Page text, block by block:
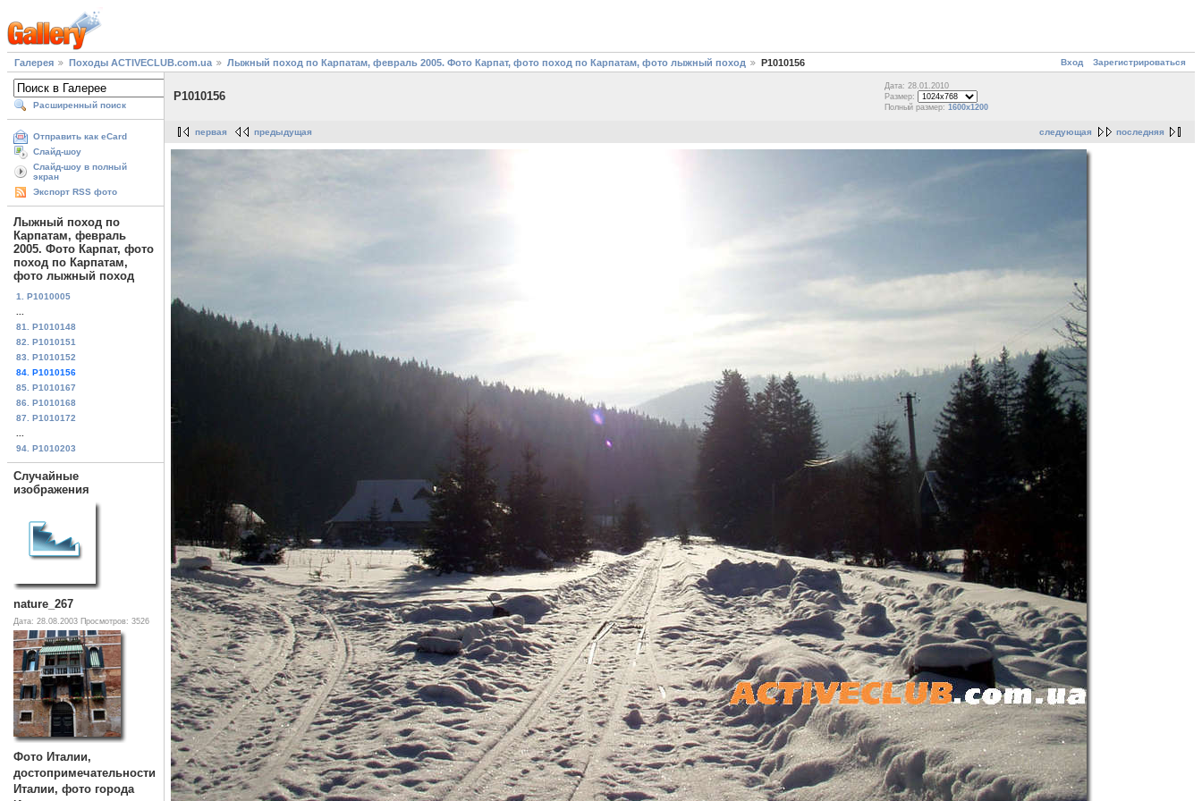
Вход Зарегистрироваться
Галерея Походы ACTIVECLUB.com.ua Лыжный поход по Карпатам, февраль 2005. Фото Карпат, фото поход по Карпатам, фото лыжный поход P1010156
Расширенный поиск
Отправить как eCard
Слайд-шоу
Слайд-шоу в полный
экран
Экспорт RSS фото
Лыжный поход по
Карпатам, февраль
2005. Фото Карпат, фото
поход по Карпатам,
фото лыжный поход
1. P1010005
81. P1010148
82. P1010151
83. P1010152
84. P1010156
85. P1010167
86. P1010168
87. P1010172
94. P1010203
Случайные
изображения
nature_267
Дата: 28.08.2003 Просмотров: 3526
Фото Италии,
достопримечательности
Италии, фото города
P1010156
Дата: 28.01.2010
Размер:
Полный размер: 1600x1200
следующая последняя
первая предыдущая